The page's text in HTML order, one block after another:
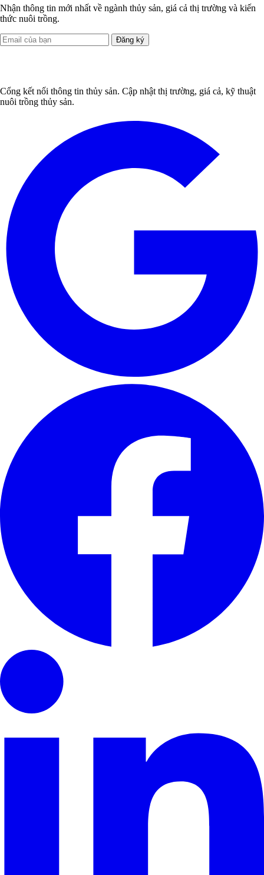
Nhận thông tin mới nhất về ngành thủy sản, giá cả thị trường và kiến
thức nuôi trồng.
Đăng ký
Cổng kết nối thông tin thủy sản. Cập nhật thị trường, giá cả, kỹ thuật
nuôi trồng thủy sản.